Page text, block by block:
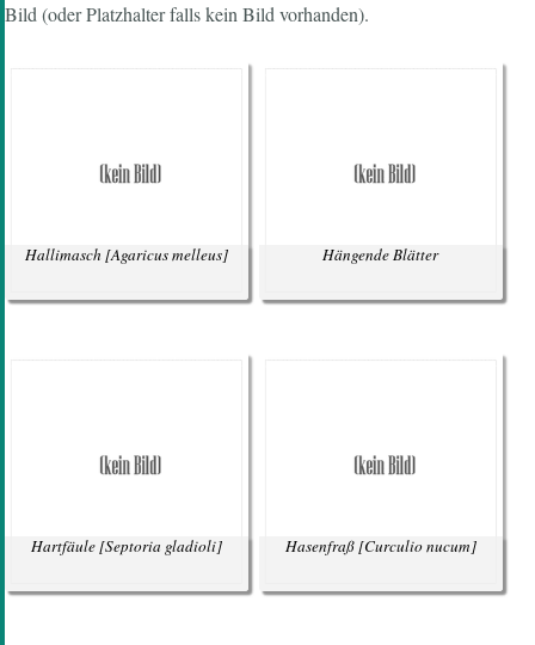
Bild (oder Platzhalter falls kein Bild vorhanden).
Hallimasch [Agaricus melleus] Hängende Blätter
Hartfäule[Septoria gladioli] Hasenfraß[Curculio nucum]